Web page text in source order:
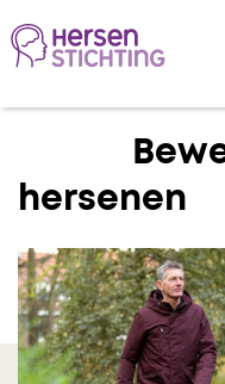
Lees voor
hersenen